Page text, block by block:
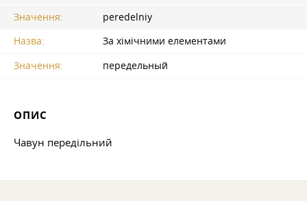
Значення:
peredelniy
Назва:
За хімічними елементами
Значення:
передельный
ОПИС
Чавун передільний